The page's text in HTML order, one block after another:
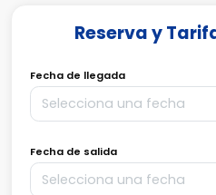
Reserva y
Fecha de llegada
Fecha de salida